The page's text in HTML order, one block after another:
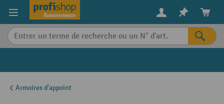
content
Armoires d'appoint